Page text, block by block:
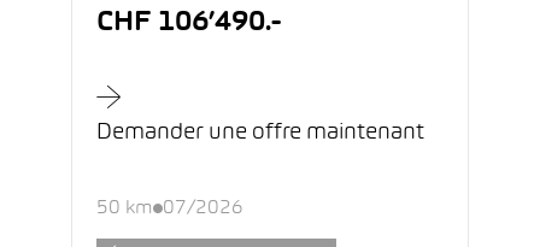
CHF 106’490.-
Demander une offre maintenant
50 km 07/2026